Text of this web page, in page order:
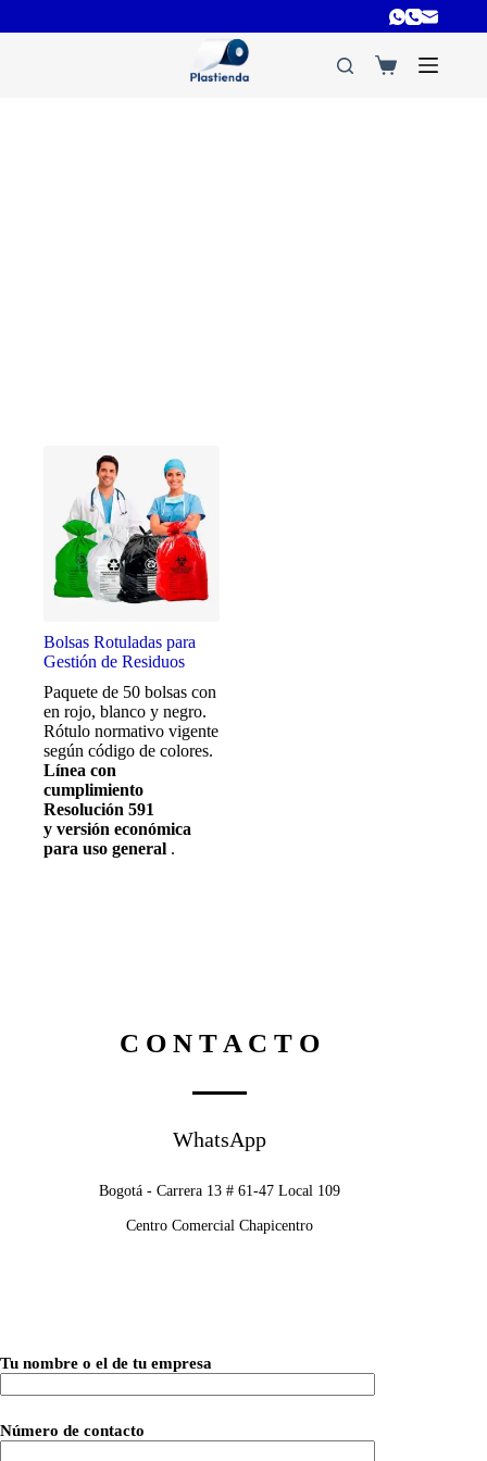
Bolsas Rotuladas para
Gestión de Residuos
Paquete de 50 bolsas con
en rojo, blanco y negro.
Rótulo normativo vigente
según código de colores.
Línea con
cumplimiento
Resolución 591
y versión económica
para uso general .
C O N T A C T O
WhatsApp
Bogotá - Carrera 13 # 61-47 Local 109
Centro Comercial Chapicentro
Tu nombre o el de tu empresa
Número de contacto